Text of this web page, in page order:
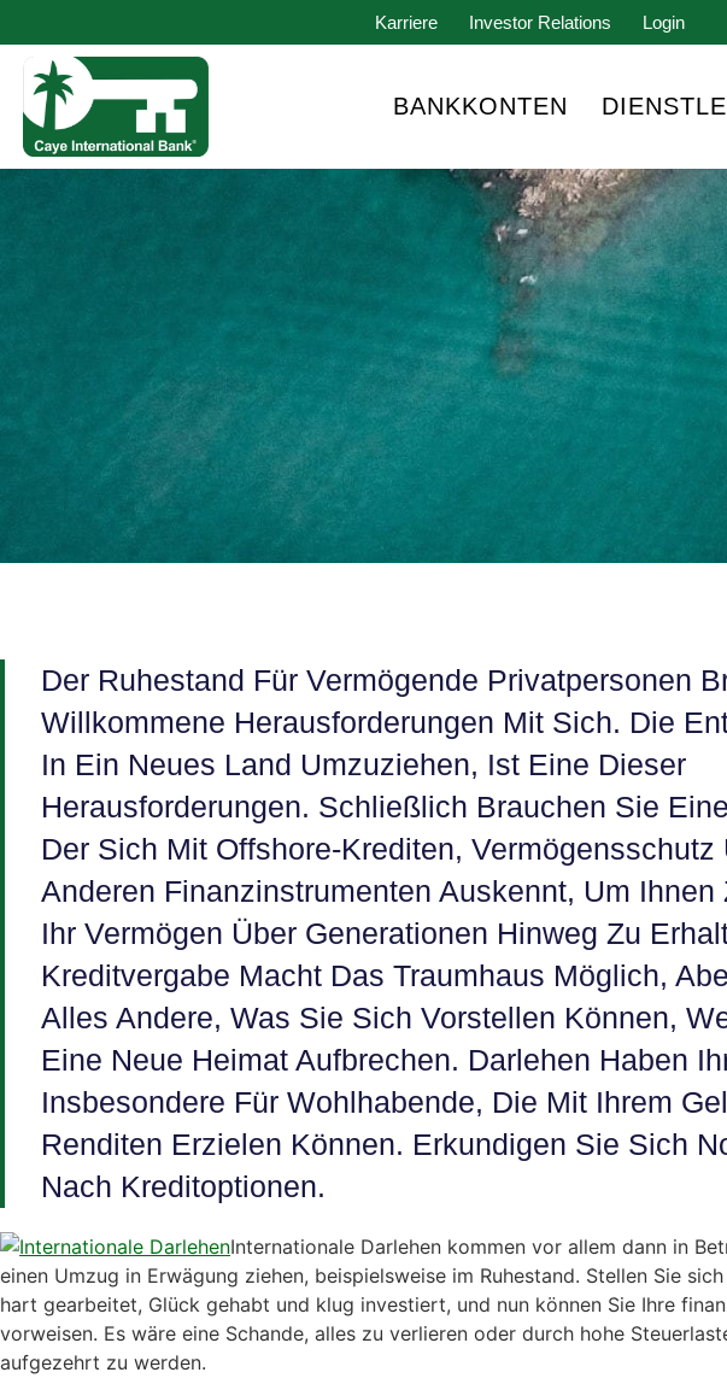
Karriere Investor Relations Login
BANKKONTEN
Der Ruhestand Für Vermögende Privatpersonen
Willkommene Herausforderungen Mit Sich. Die
In Ein Neues Land Umzuziehen, Ist Eine Dieser
Herausforderungen. Schließlich Brauchen Sie
Der Sich Mit Offshore-Krediten, Vermögensschutz
Anderen Finanzinstrumenten Auskennt, Um Ihnen
Ihr Vermögen Über Generationen Hinweg Zu
Kreditvergabe Macht Das Traumhaus Möglich,
Alles Andere, Was Sie Sich Vorstellen Können,
Eine Neue Heimat Aufbrechen. Darlehen Haben
Insbesondere Für Wohlhabende, Die Mit Ihrem
Renditen Erzielen Können. Erkundigen Sie Sich
Nach Kreditoptionen.
Internationale Darlehen kommen vor allem dann in
einen Umzug in Erwägung ziehen, beispielsweise im Ruhestand. Stellen Sie
hart gearbeitet, Glück gehabt und klug investiert, und nun können Sie Ihre
vorweisen. Es wäre eine Schande, alles zu verlieren oder durch hohe
aufgezehrt zu werden.